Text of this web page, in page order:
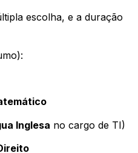
escolha, e a duração
Inglesa no cargo de TI)